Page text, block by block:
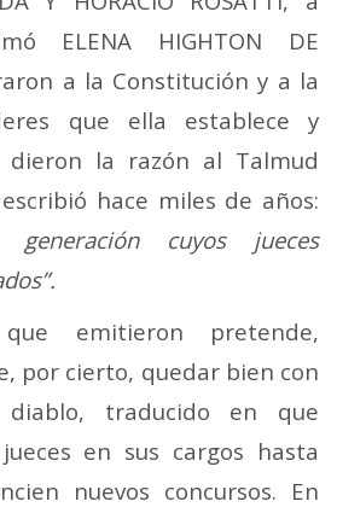
ELENA HIGHTON DE
a la Constitución y a la
que ella establece y
dieron la razón al Talmud
hace miles de años:
generación cuyos jueces
emitieron pretende,
por cierto, quedar bien con
traducido en que
en sus cargos hasta
nuevos concursos. En